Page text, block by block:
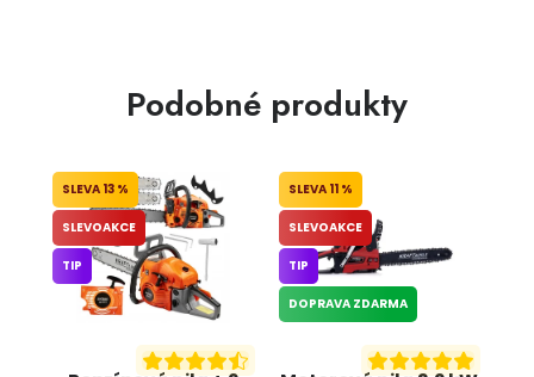
Podobné produkty
13 %
SLEVOAKCE
TIP
11 %
SLEVOAKCE
TIP
DOPRAVA ZDARMA